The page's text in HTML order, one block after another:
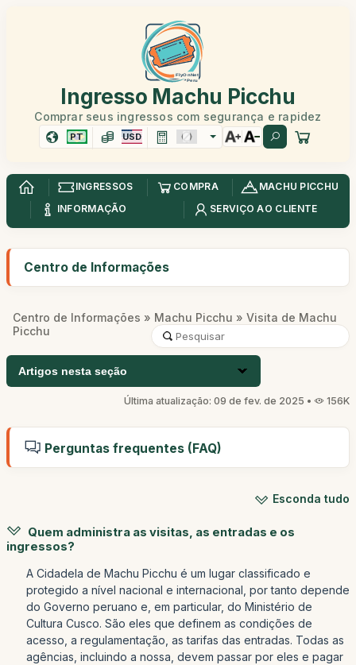
Ingresso Machu Picchu
Comprar seus ingressos com segurança e rapidez
PT USD
INGRESSOS COMPRA
MACHU PICCHU
INFORMAÇÃO
SERVIÇO AO CLIENTE
Centro de Informações
Centro de Informações » Machu Picchu » Visita de Machu
Picchu
Artigos nesta seção
Última atualização: 09 de fev. de 2025 • 156K
Perguntas frequentes (FAQ)
Esconda tudo
Quem administra as visitas, as entradas e os
ingressos?
A Cidadela de Machu Picchu é um lugar classificado e
protegido a nível nacional e internacional, por tanto depende
do Governo peruano e, em particular, do Ministério de
Cultura Cusco. São eles que definem as condições de
acesso, a regulamentação, as tarifas das entradas. Todas as
agências, incluindo a nossa, devem passar por eles e pagar